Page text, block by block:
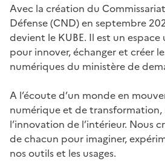
Avec la création du
Défense (CND) en septembre
devient le KUBE. Il est un
pour innover, échanger et créer
numériques du ministère de
A l’écoute d’un monde en
numérique et de
l’innovation de l’intérieur. Nous
de chacun pour imaginer,
nos outils et les usages.